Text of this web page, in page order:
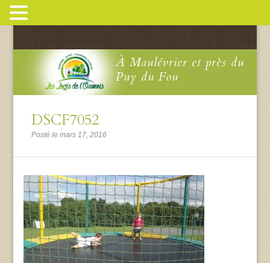
À Maulévrier et près du
Puy du Fou
DSCF7052
Posté le mars 17, 2016